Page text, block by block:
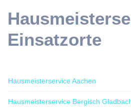
Einsatzorte
Hausmeisterservice Aachen
Hausmeisterservice Bergisch